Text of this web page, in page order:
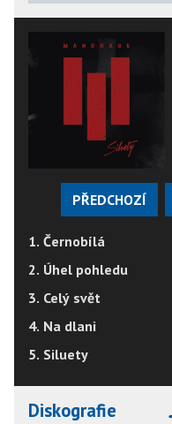
PŘEDCHOZÍ
1. Černobílá
2. Úhel pohledu
3. Celý svět
4. Na dlani
5. Siluety
Diskografie